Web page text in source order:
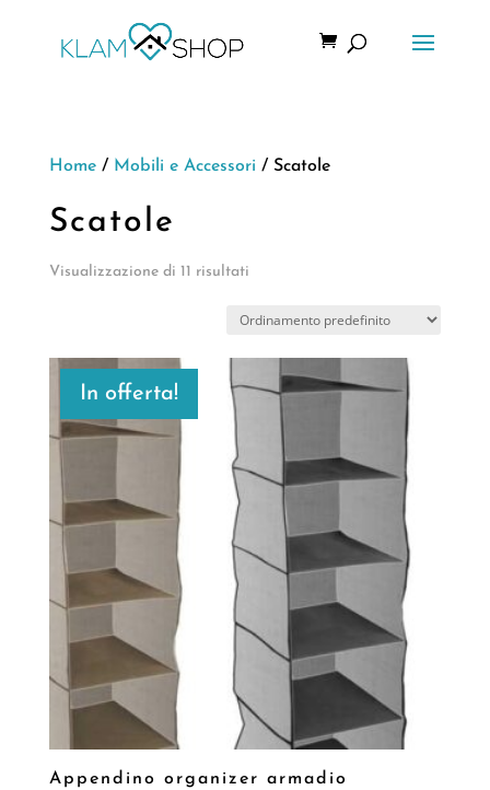
Home/ Mobili e Accessori / Scatole
Scatole
Visualizzazione di 11 risultati
In offerta!
Appendino organizer armadio